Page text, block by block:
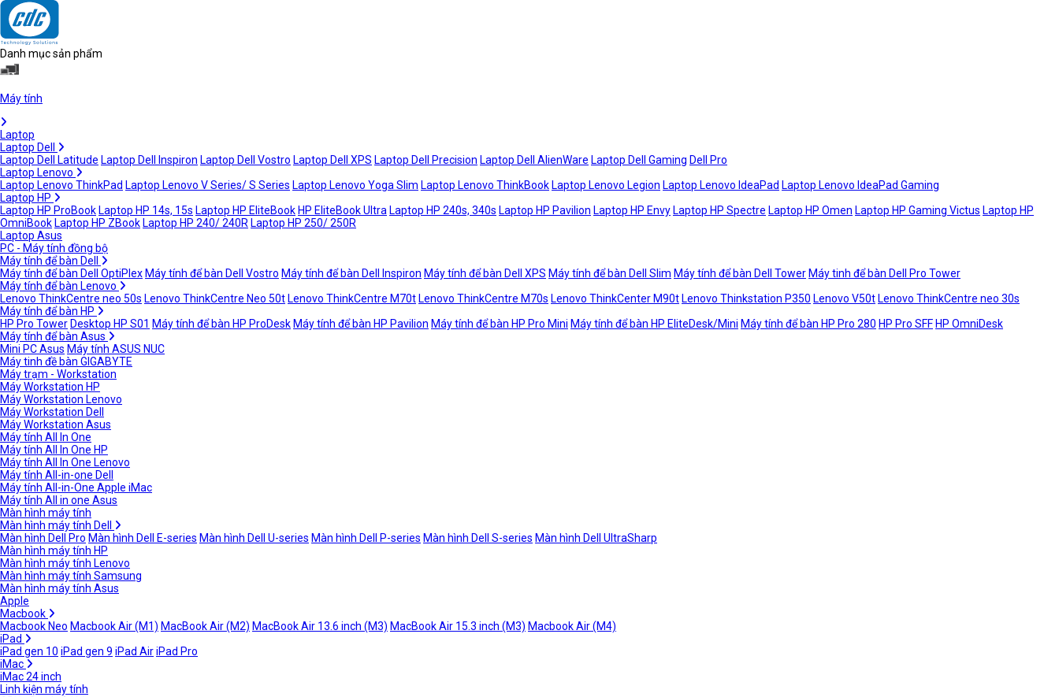
Danh mục sản phẩm
Máy tính
Laptop
Laptop Dell
Laptop Dell Latitude Laptop Dell Inspiron Laptop Dell Vostro Laptop Dell XPS Laptop Dell Precision Laptop Dell AlienWare Laptop Dell Gaming Dell Pro
Laptop Lenovo
Laptop Lenovo ThinkPad Laptop Lenovo V Series/ S Series Laptop Lenovo Yoga Slim Laptop Lenovo ThinkBook Laptop Lenovo Legion Laptop Lenovo IdeaPad Laptop Lenovo IdeaPad Gaming
Laptop HP
Laptop HP ProBook Laptop HP 14s, 15s Laptop HP EliteBook HP EliteBook Ultra Laptop HP 240s, 340s Laptop HP Pavilion Laptop HP Envy Laptop HP Spectre Laptop HP Omen Laptop HP Gaming Victus Laptop HP
OmniBook Laptop HP ZBook Laptop HP 240/ 240R Laptop HP 250/ 250R
Laptop Asus
PC - Máy tính đồng bộ
Máy tính để bàn Dell
Máy tính để bàn Dell OptiPlex Máy tính để bàn Dell Vostro Máy tính để bàn Dell Inspiron Máy tính để bàn Dell XPS Máy tính để bàn Dell Slim Máy tính để bàn Dell Tower Máy tinh để bàn Dell Pro Tower
Máy tính để bàn Lenovo
Lenovo ThinkCentre neo 50s Lenovo ThinkCentre Neo 50t Lenovo ThinkCentre M70t Lenovo ThinkCentre M70s Lenovo ThinkCenter M90t Lenovo Thinkstation P350 Lenovo V50t Lenovo ThinkCentre neo 30s
Máy tính để bàn HP
HP Pro Tower Desktop HP S01 Máy tính để bàn HP ProDesk Máy tính để bàn HP Pavilion Máy tính để bàn HP Pro Mini Máy tính để bàn HP EliteDesk/Mini Máy tính để bàn HP Pro 280 HP Pro SFF HP OmniDesk
Máy tính để bàn Asus
Mini PC Asus Máy tính ASUS NUC
Máy tinh đề bàn GIGABYTE
Máy trạm - Workstation
Máy Workstation HP
Máy Workstation Lenovo
Máy Workstation Dell
Máy Workstation Asus
Máy tính All In One
Máy tính All In One HP
Máy tính All In One Lenovo
Máy tính All-in-one Dell
Máy tính All-in-One Apple iMac
Máy tính All in one Asus
Màn hình máy tính
Màn hình máy tính Dell
Màn hình Dell Pro Màn hình Dell E-series Màn hình Dell U-series Màn hình Dell P-series Màn hình Dell S-series Màn hình Dell UltraSharp
Màn hình máy tính HP
Màn hình máy tính Lenovo
Màn hình máy tính Samsung
Màn hình máy tính Asus
Apple
Macbook
Macbook Neo Macbook Air (M1) MacBook Air (M2) MacBook Air 13.6 inch (M3) MacBook Air 15.3 inch (M3) Macbook Air (M4)
iPad
iPad gen 10 iPad gen 9 iPad AiriPad Pro
iMac
iMac 24 inch
Linh kiện máy tính